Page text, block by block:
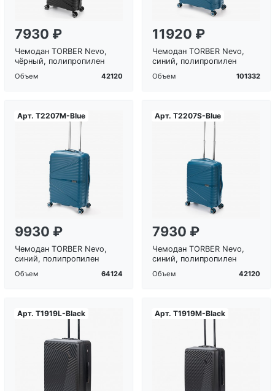
7930 ₽
Чемодан TORBER Nevo,
чёрный, полипропилен
Объем 42120
11920 ₽
Чемодан TORBER Nevo,
синий, полипропилен
Объем 101332
Арт. T2207M-Blue
Загрузка...
9930 ₽
Чемодан TORBER Nevo,
синий, полипропилен
Объем 64124
Арт. T2207S-Blue
Загрузка...
7930 ₽
Чемодан TORBER Nevo,
синий, полипропилен
Объем 42120
Арт. T1919L-Black
Загрузка...
Арт. T1919M-Black
Загрузка...